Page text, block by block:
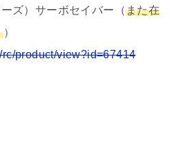
ズ）サーボセイバー（また在
）
product/view?id=67414